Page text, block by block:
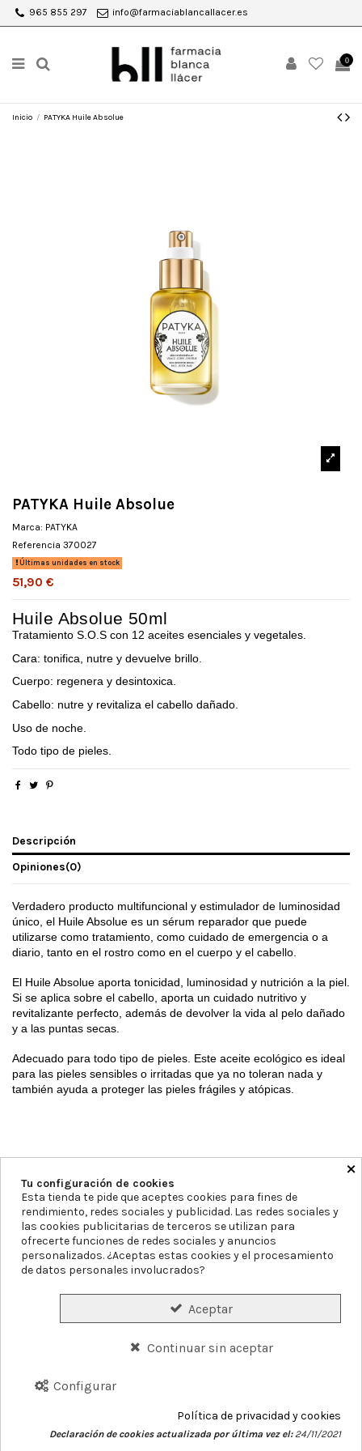
965 855 297 info@farmaciablancallacer.es
0
Inicio PATYKA Huile Absolue
PATYKA Huile Absolue
Marca: PATYKA
Referencia 370027
Últimas unidades en stock
51,90 €
Huile Absolue 50ml
Tratamiento S.O.S con 12 aceites esenciales y vegetales.
Cara: tonifica, nutre y devuelve brillo.
Cuerpo: regenera y desintoxica.
Cabello: nutre y revitaliza el cabello dañado.
Uso de noche.
Todo tipo de pieles.
Descripción
Opiniones(0)
Verdadero producto multifuncional y estimulador de luminosidad
único, el Huile Absolue es un sérum reparador que puede
utilizarse como tratamiento, como cuidado de emergencia o a
diario, tanto en el rostro como en el cuerpo y el cabello.
El Huile Absolue aporta tonicidad, luminosidad y nutrición a la piel.
Si se aplica sobre el cabello, aporta un cuidado nutritivo y
revitalizante perfecto, además de devolver la vida al pelo dañado
y a las puntas secas.
Adecuado para todo tipo de pieles. Este aceite ecológico es ideal
para las pieles sensibles o irritadas que ya no toleran nada y
también ayuda a proteger las pieles frágiles y atópicas.
Farmacia Blanca Llacer
Av. Montecarlo 11, 03503, Alicante
965855297
info@farmaciablancallacer.es
Declaración de accesibilidad
Mapa del sitio
Gastos de Envío
Precios y Disponibilidad
×
Tu configuración de cookies
Esta tienda te pide que aceptes cookies para fines de
rendimiento, redes sociales y publicidad. Las redes sociales y
las cookies publicitarias de terceros se utilizan para
ofrecerte funciones de redes sociales y anuncios
personalizados. ¿Aceptas estas cookies y el procesamiento
de datos personales involucrados?
Aceptar
Continuar sin aceptar
Configurar
Política de privacidad y cookies
Declaración de cookies actualizada por última vez el:24/11/2021